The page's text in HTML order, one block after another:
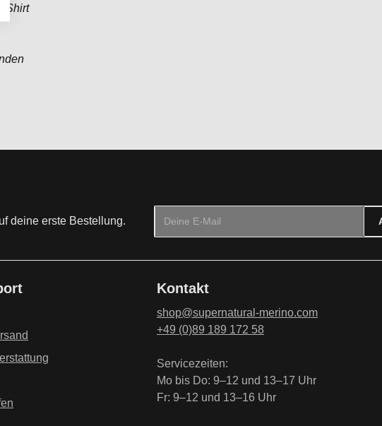
Shirt
deine erste Bestellung.
genommen und die
einverstanden.*
Die mit einem Stern (*) markierten Felder
Kontakt
shop@supernatural-merino.com
+49 (0)89 189 172 58
Servicezeiten:
Mo bis Do: 9–12 und 13–17 Uhr
Fr: 9–12 und 13–16 Uhr